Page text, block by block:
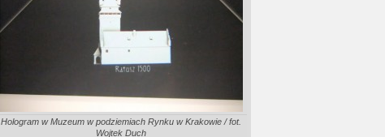
Hologram w Muzeum w podziemiach Rynku w Krakowie / fot.
Wojtek Duch